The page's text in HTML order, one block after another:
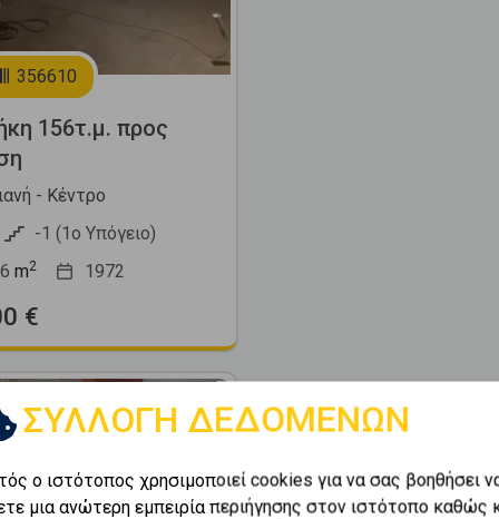
356610
156τ.μ. προς
- Κέντρο
-1 (1ο Υπόγειο)
m2 1972
€
ΣΥΛΛΟΓΗ ΔΕΔΟΜΕΝΩΝ
ο ιστότοπος χρησιμοποιεί cookies για να σας βοηθήσει
μια ανώτερη εμπειρία περιήγησης στον ιστότοπο καθώς